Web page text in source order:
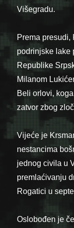
Višegradu.
Prema presudi,
podrinjske lake
Republike
Milanom
Beli orlovi,
zatvor zbog
Vijeće je
nestancima
jednog civila u
premlaćivanju
Rogatici u
Oslobođen je